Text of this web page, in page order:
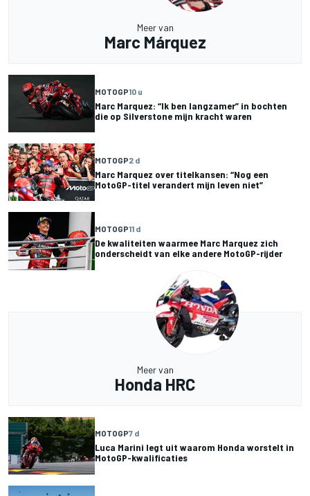
Meer van
Marc Márquez
MOTOGP10 u
Marc Marquez: “Ik ben langzamer” in bochten
die op Silverstone mijn kracht waren
MOTOGP2 d
Marc Marquez over titelkansen: “Nog een
MotoGP-titel verandert mijn leven niet”
MOTOGP11 d
De kwaliteiten waarmee Marc Marquez zich
onderscheidt van elke andere MotoGP-rijder
Meer van
Honda HRC
MOTOGP7 d
Luca Marini legt uit waarom Honda worstelt in
MotoGP-kwalificaties